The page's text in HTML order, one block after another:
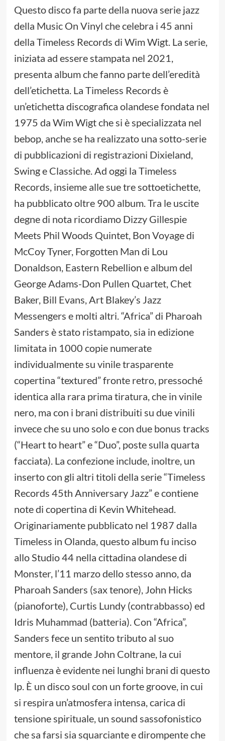
Questo disco fa parte della nuova serie jazz
della Music On Vinyl che celebra i 45 anni
della Timeless Records di Wim Wigt. La serie,
iniziata ad essere stampata nel 2021,
presenta album che fanno parte dell’eredità
dell’etichetta. La Timeless Records è
un’etichetta discografica olandese fondata nel
1975 da Wim Wigt che si è specializzata nel
bebop, anche se ha realizzato una sotto-serie
di pubblicazioni di registrazioni Dixieland,
Swing e Classiche. Ad oggi la Timeless
Records, insieme alle sue tre sottoetichette,
ha pubblicato oltre 900 album. Tra le uscite
degne di nota ricordiamo Dizzy Gillespie
Meets Phil Woods Quintet, Bon Voyage di
McCoy Tyner, Forgotten Man di Lou
Donaldson, Eastern Rebellion e album del
George Adams-Don Pullen Quartet, Chet
Baker, Bill Evans, Art Blakey’s Jazz
Messengers e molti altri. “Africa” di Pharoah
Sanders è stato ristampato, sia in edizione
limitata in 1000 copie numerate
individualmente su vinile trasparente
copertina “textured” fronte retro, pressoché
identica alla rara prima tiratura, che in vinile
nero, ma con i brani distribuiti su due vinili
invece che su uno solo e con due bonus tracks
(“Heart to heart” e “Duo”, poste sulla quarta
facciata). La confezione include, inoltre, un
inserto con gli altri titoli della serie “Timeless
Records 45th Anniversary Jazz” e contiene
note di copertina di Kevin Whitehead.
Originariamente pubblicato nel 1987 dalla
Timeless in Olanda, questo album fu inciso
allo Studio 44 nella cittadina olandese di
Monster, l’11 marzo dello stesso anno, da
Pharoah Sanders (sax tenore), John Hicks
(pianoforte), Curtis Lundy (contrabbasso) ed
Idris Muhammad (batteria). Con “Africa”,
Sanders fece un sentito tributo al suo
mentore, il grande John Coltrane, la cui
influenza è evidente nei lunghi brani di questo
lp. È un disco soul con un forte groove, in cui
si respira un’atmosfera intensa, carica di
tensione spirituale, un sound sassofonistico
che sa farsi sia squarciante e dirompente che